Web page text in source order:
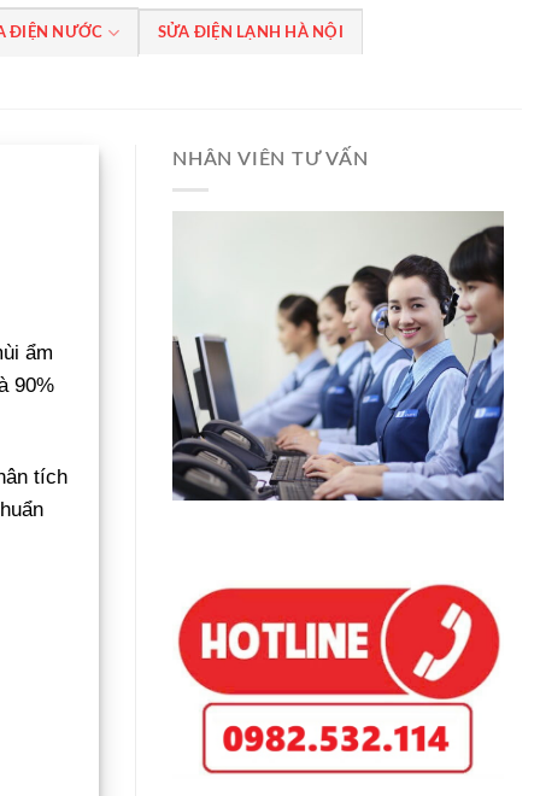
ĐIỆN NƯỚC SỬA ĐIỆN LẠNH HÀ NỘI
ẩm
90%
tích
NHÂN VIÊN TƯ VẤN